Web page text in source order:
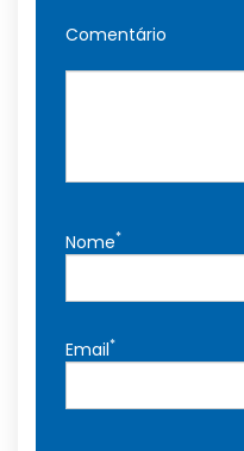
Comentário
Nome*
Email*